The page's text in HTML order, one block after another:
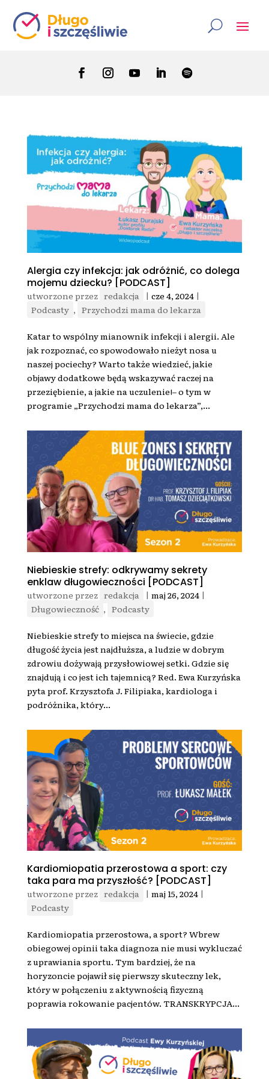
Alergia czy infekcja: jak odróżnić, co dolega
mojemu dziecku? [PODCAST]
utworzone przez redakcja | cze 4, 2024|
Podcasty , Przychodzi mama do lekarza
Katar to wspólny mianownik infekcji i alergii. Ale
jak rozpoznać, co spowodowało nieżyt nosa u
naszej pociechy? Warto także wiedzieć, jakie
objawy dodatkowe będą wskazywać raczej na
przeziębienie, a jakie na uczulenie!– o tym w
programie „Przychodzi mama do lekarza”,...
Niebieskie strefy: odkrywamy sekrety
enklaw długowieczności [PODCAST]
utworzone przez redakcja | maj 26, 2024|
Długowieczność , Podcasty
Niebieskie strefy to miejsca na świecie, gdzie
długość życia jest najdłuższa, a ludzie w dobrym
zdrowiu dożywają przysłowiowej setki. Gdzie się
znajdują i co jest ich tajemnicą? Red. Ewa Kurzyńska
pyta prof. Krzysztofa J. Filipiaka, kardiologa i
podróżnika, który...
Kardiomiopatia przerostowa a sport: czy
taka para ma przyszłość? [PODCAST]
utworzone przez redakcja | maj 15, 2024|
Podcasty
Kardiomiopatia przerostowa, a sport? Wbrew
obiegowej opinii taka diagnoza nie musi wykluczać
z uprawiania sportu. Tym bardziej, że na
horyzoncie pojawił się pierwszy skuteczny lek,
który w połączeniu z aktywnością fizyczną
poprawia rokowanie pacjentów. TRANSKRYPCJA...